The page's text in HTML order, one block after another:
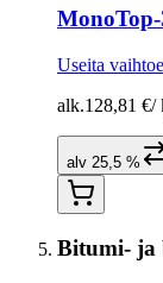
MonoTop-
Useita
alk.128,81 €/
alv 25,5 %
Bitumi- ja